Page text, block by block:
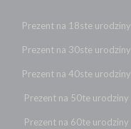
Prezent na 18ste urodziny
Prezent na 30ste urodziny
Prezent na 40ste urodziny
Prezent na 50te urodziny
Prezent na 60te urodziny